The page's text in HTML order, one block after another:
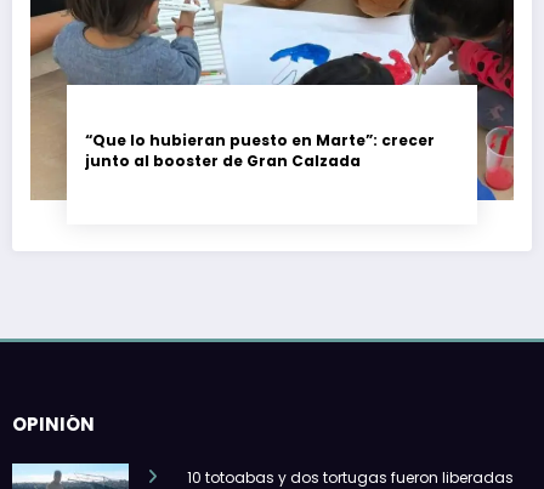
“Que lo hubieran puesto en Marte”: crecer
junto al booster de Gran Calzada
OPINIÓN
10 totoabas y dos tortugas fueron liberadas